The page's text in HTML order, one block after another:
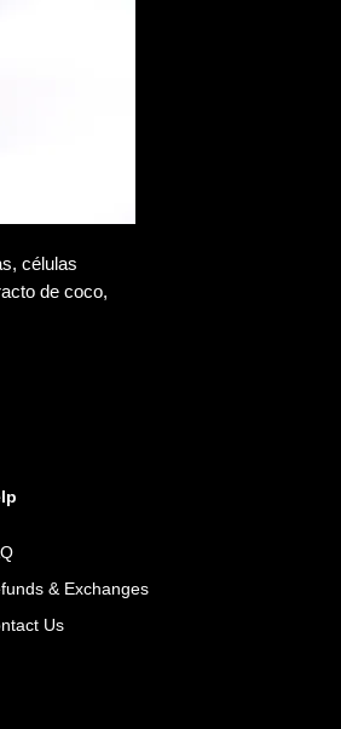
células
de coco,
& Exchanges
Us